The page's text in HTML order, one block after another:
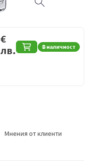
В наличност
€
лв.
Мнения от клиенти